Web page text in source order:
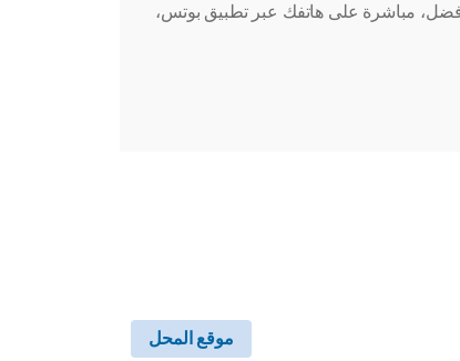
مباشرة على هاتفك عبر تطبيق بوتس،
موقع المحل